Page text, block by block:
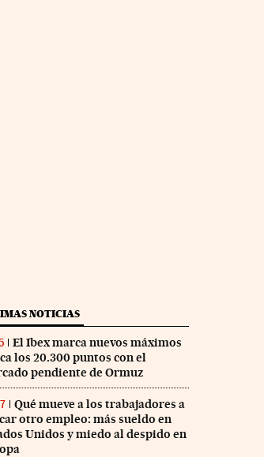
NOTICIAS
El Ibex marca nuevos máximos
los 20.300 puntos con el
pendiente de Ormuz
Qué mueve a los trabajadores a
otro empleo: más sueldo en
Unidos y miedo al despido en